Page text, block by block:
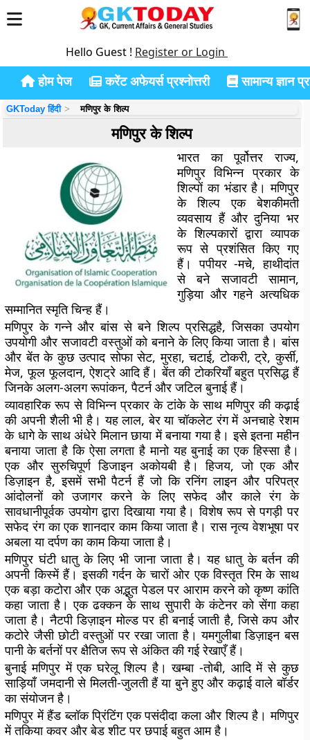
Hello Guest ! Register or Login
होम पेज करेंट अफेयर्स प्रश्नोत्तरी सामान्य ज्ञान
GKToday हिंदी मणिपुर के शिल्प
मणिपुर के शिल्प
भारत का पूर्वोत्तर राज्य,
मणिपुर विभिन्न प्रकार के
शिल्पों का भंडार है। मणिपुर
के शिल्प एक बेशकीमती
व्यवसाय हैं और दुनिया भर
के शिल्पकारों द्वारा व्यापक
रूप से प्रशंसित किए गए
हैं। पपीयर -मचे, हाथीदांत
से बने सजावटी सामान,
गुड़िया और गहने अत्यधिक
सम्मानित स्मृति चिन्ह हैं।
मणिपुर के गन्ने और बांस से बने शिल्प प्रसिद्धहै, जिसका उपयोग
उपयोगी और सजावटी वस्तुओं को बनाने के लिए किया जाता है। बांस
और बेंत के कुछ उत्पाद सोफा सेट, मुरहा, चटाई, टोकरी, ट्रे, कुर्सी,
मेज, फूल फूलदान, ऐशट्रे आदि हैं। बेंत की टोकरियाँ बहुत प्रसिद्ध हैं
जिनके अलग-अलग रूपांकन, पैटर्न और जटिल बुनाई हैं।
व्यावहारिक रूप से विभिन्न प्रकार के टांके के साथ मणिपुर की कढ़ाई
की अपनी शैली भी है। यह लाल, बेर या चॉकलेट रंग में अनचाहे रेशम
के धागे के साथ अंधेरे मिलान छाया में बनाया गया है। इसे इतना महीन
बनाया जाता है कि ऐसा लगता है मानो यह बुनाई का एक हिस्सा है।
एक और सुरुचिपूर्ण डिजाइन अकोयबी है। हिजय, जो एक और
डिज़ाइन है, इसमें सभी पैटर्न हैं जो कि रनिंग लाइन और परिपत्र
आंदोलनों को उजागर करने के लिए सफेद और काले रंग के
सावधानीपूर्वक उपयोग द्वारा दिखाया गया है। विशेष रूप से पगड़ी पर
सफेद रंग का एक शानदार काम किया जाता है। रास नृत्य वेशभूषा पर
अबला या दर्पण का काम किया जाता है।
मणिपुर घंटी धातु के लिए भी जाना जाता है। यह धातु के बर्तन की
अपनी किस्में हैं। इसकी गर्दन के चारों ओर एक विस्तृत रिम के साथ
एक बड़ा कटोरा और एक अद्भुत पेडल पर आराम करने को कृष्ण कांति
कहा जाता है। एक ढक्कन के साथ सुपारी के कंटेनर को सेंगा कहा
जाता है। नैटपी डिज़ाइन मोल्ड पर ही बनाई जाती है, जिसे कप और
कटोरे जैसी छोटी वस्तुओं पर रखा जाता है। यमगुलीबा डिज़ाइन बस
पानी के बर्तनों पर क्षैतिज रूप से अंकित की गई रेखाएँ हैं।
बुनाई मणिपुर में एक घरेलू शिल्प है। खम्बा -तोबी, आदि में से कुछ
साड़ियाँ जमदानी से मिलती-जुलती हैं या बुने हुए और कढ़ाई वाले बॉर्डर
का संयोजन है।
मणिपुर में हैंड ब्लॉक प्रिंटिंग एक पसंदीदा कला और शिल्प है। मणिपुर
में तकिया कवर और बेड शीट पर छपाई बहुत आम है।